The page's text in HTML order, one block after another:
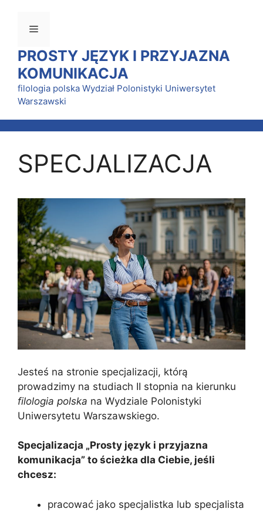
PROSTY JĘZYK I PRZYJAZNA
KOMUNIKACJA
filologia polska Wydział Polonistyki Uniwersytet
Warszawski
Menu
SPECJALIZACJA
Jesteś na stronie specjalizacji, którą
prowadzimy na studiach II stopnia na kierunku
filologia polska na Wydziale Polonistyki
Uniwersytetu Warszawskiego.
Specjalizacja „Prosty język i przyjazna
komunikacja” to ścieżka dla Ciebie, jeśli
chcesz:
pracować jako specjalistka lub specjalista